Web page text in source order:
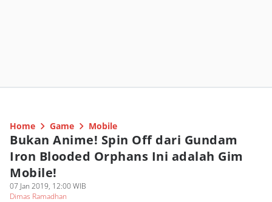
Home Game Mobile
Bukan Anime! Spin Off dari Gundam
Iron Blooded Orphans Ini adalah Gim
Mobile!
07 Jan 2019, 12:00 WIB
Dimas Ramadhan